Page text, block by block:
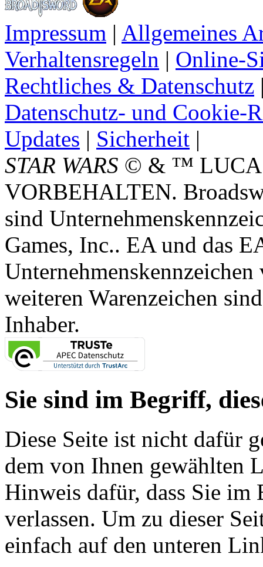
Impressum | Allgemeines
Verhaltensregeln | Online-
Rechtliches & Datenschutz
Datenschutz- und Cookie-
Updates | Sicherheit |
STAR WARS © & ™
VORBEHALTEN.
sind
Games, Inc.. EA und das
weiteren Warenzeichen
Inhaber.
Sie sind im Begriff,
Diese Seite ist nicht dafür
dem von Ihnen gewählten
Hinweis dafür, dass Sie im
verlassen. Um zu dieser
einfach auf den unteren